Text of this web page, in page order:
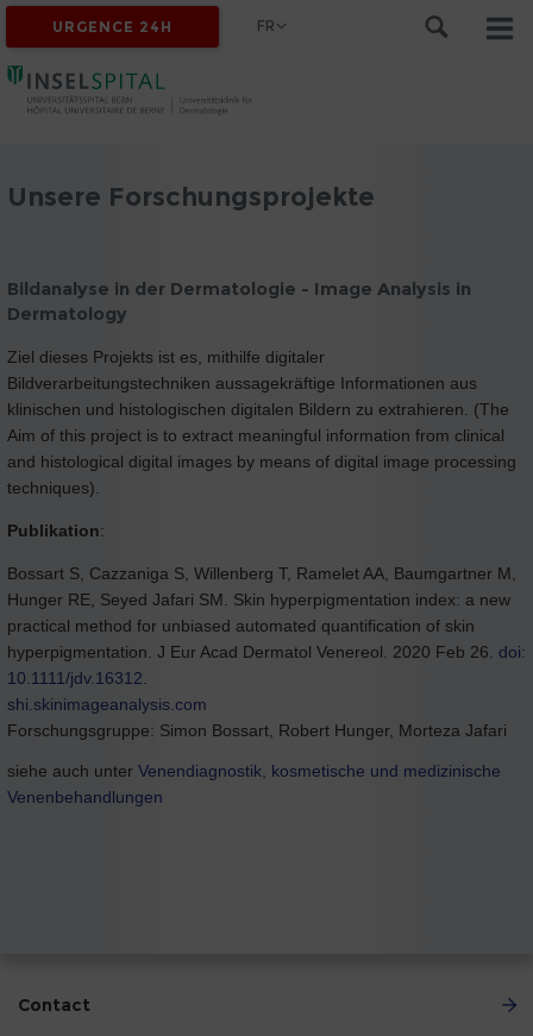
URGENCE 24H FR
Unsere Forschungsprojekte
Bildanalyse in der Dermatologie - Image Analysis in
Dermatology
Ziel dieses Projekts ist es, mithilfe digitaler
Bildverarbeitungstechniken aussagekräftige Informationen aus
klinischen und histologischen digitalen Bildern zu extrahieren. (The
Aim of this project is to extract meaningful information from clinical
and histological digital images by means of digital image processing
techniques).
Publikation:
Bossart S, Cazzaniga S, Willenberg T, Ramelet AA, Baumgartner M,
Hunger RE, Seyed Jafari SM. Skin hyperpigmentation index: a new
practical method for unbiased automated quantification of skin
hyperpigmentation. J Eur Acad Dermatol Venereol. 2020 Feb 26. doi:
10.1111/jdv.16312.
shi.skinimageanalysis.com
Forschungsgruppe: Simon Bossart, Robert Hunger, Morteza Jafari
siehe auch unter Venendiagnostik, kosmetische und medizinische
Venenbehandlungen
Contact